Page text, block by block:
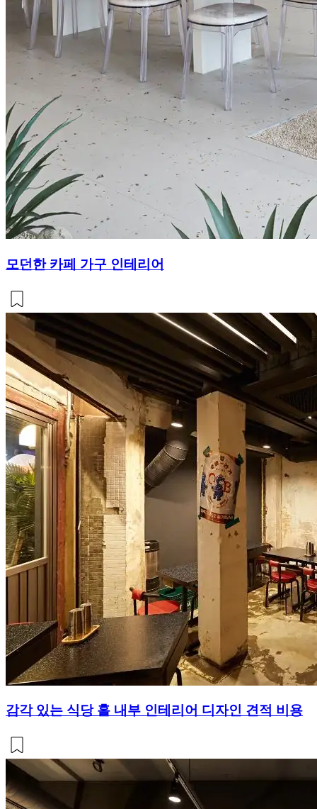
모던한 카페 가구 인테리어
감각 있는 식당 홀 내부 인테리어 디자인 견적 비용